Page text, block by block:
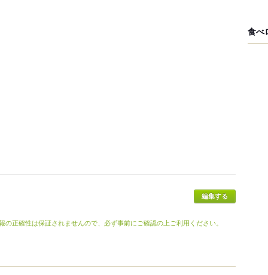
編集する
正確性は保証されませんので、必ず事前にご確認の上ご利用ください。
食べ